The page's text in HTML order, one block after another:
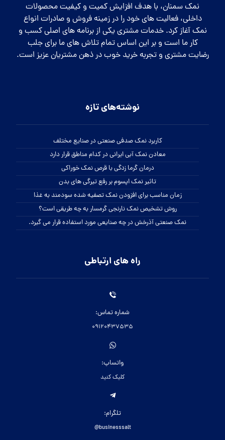
نمک سمنان، با هدف افزایش کمیت و کیفیت محصولات
داخلی، فعالیت های خود را در زمینه فروش و صادرات انواع
نمک آغاز کرد. خدمات مشتری یکی از برنامه های اصلی کسب و
کار ما است و بر این اساس تمام تلاش های ما برای جلب
رضایت مشتری و تجربه خرید خوب در ذهن مشتریان عزیز است.
نوشته‌های تازه
کاربرد نمک صدفی صنعتی در صنایع مختلف
معادن نمک آبی ایرانی در کدام مناطق قرار دارد
درمان گرما زدگی با قرص نمک خوراکی
تاثیر نمک اپسوم بر رفع تیرگی های بدن
زمان مناسب برای افزودن نمک تصفیه شده سودمند به غذا
روش تشخیص نمک نارنجی گرمسار به چه طریقی است؟
نمک صنعتی آذرخش در چه صنایعی مورد استفاده قرار می گیرد.
راه های ارتباطی
شماره تماس:
09120437535
واتساپ:
کلیک کنید
تلگرام:
businesssalt@